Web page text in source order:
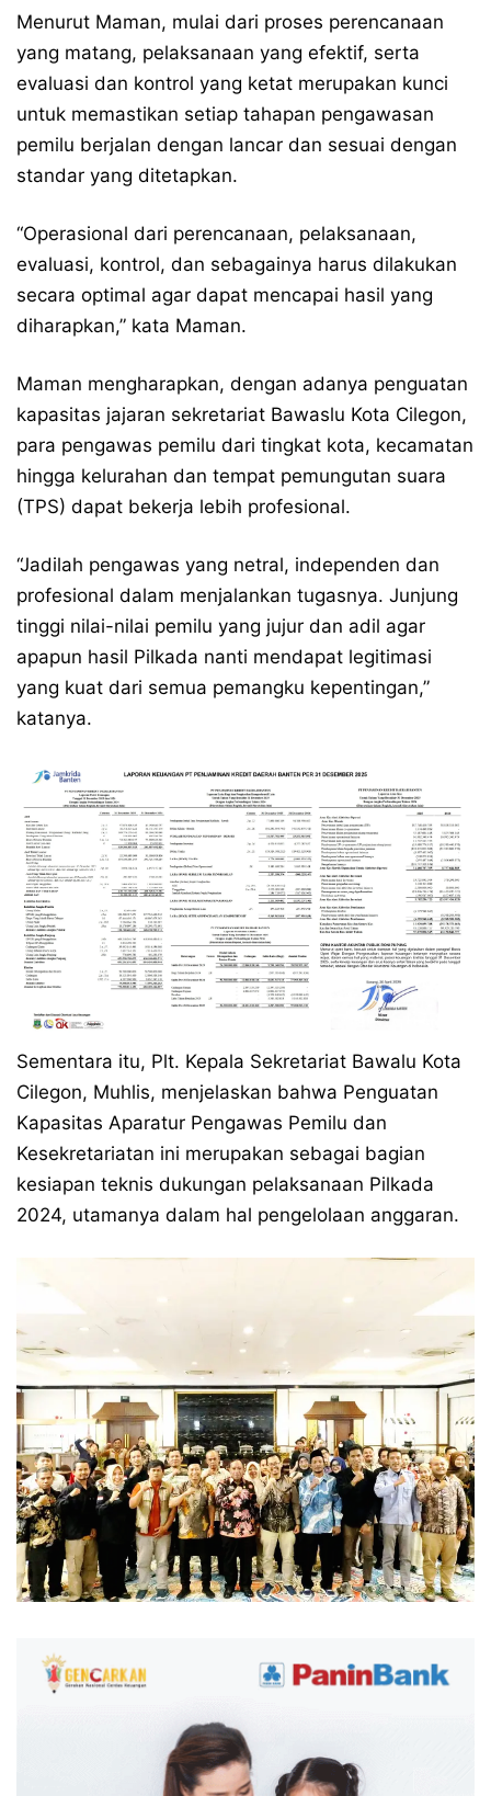
Menurut Maman, mulai dari proses perencanaan
yang matang, pelaksanaan yang efektif, serta
evaluasi dan kontrol yang ketat merupakan kunci
untuk memastikan setiap tahapan pengawasan
pemilu berjalan dengan lancar dan sesuai dengan
standar yang ditetapkan.
“Operasional dari perencanaan, pelaksanaan,
evaluasi, kontrol, dan sebagainya harus dilakukan
secara optimal agar dapat mencapai hasil yang
diharapkan,” kata Maman.
Maman mengharapkan, dengan adanya penguatan
kapasitas jajaran sekretariat Bawaslu Kota Cilegon,
para pengawas pemilu dari tingkat kota, kecamatan
hingga kelurahan dan tempat pemungutan suara
(TPS) dapat bekerja lebih profesional.
“Jadilah pengawas yang netral, independen dan
profesional dalam menjalankan tugasnya. Junjung
tinggi nilai-nilai pemilu yang jujur dan adil agar
apapun hasil Pilkada nanti mendapat legitimasi
yang kuat dari semua pemangku kepentingan,”
katanya.
Sementara itu, Plt. Kepala Sekretariat Bawalu Kota
Cilegon, Muhlis, menjelaskan bahwa Penguatan
Kapasitas Aparatur Pengawas Pemilu dan
Kesekretariatan ini merupakan sebagai bagian
kesiapan teknis dukungan pelaksanaan Pilkada
2024, utamanya dalam hal pengelolaan anggaran.